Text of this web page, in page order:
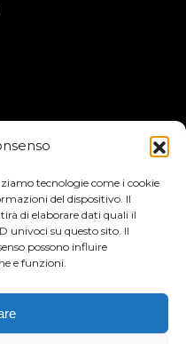
tecnologie come i cookie
del dispositivo. Il
di elaborare dati quali il
univoci su questo sito. Il
possono influire
e funzioni.
Termini e condizioni